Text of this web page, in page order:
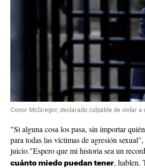
Conor McGregor, declarado culpable de violar
"Si alguna cosa los pasa, sin importar
para todas las víctimas de agresión
juicio."Espero que mi historia sea un
cuánto miedo puedan tener, hablen.